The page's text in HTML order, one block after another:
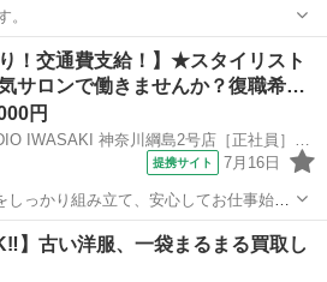
。
キッチン家電
り！交通費支給！】★スタイリスト
サロンで働きませんか？復職希…
円
HAIR STUDIO IWASAKI 神奈川綱島2号店［正社員］店長候補(株式会社ハクブン)
提携サイト 7月16日
っかり組み立て、安心してお仕事始め
メント業務なども幅広く学べます。 美
美容師
】古い洋服、一袋まるまる買取し